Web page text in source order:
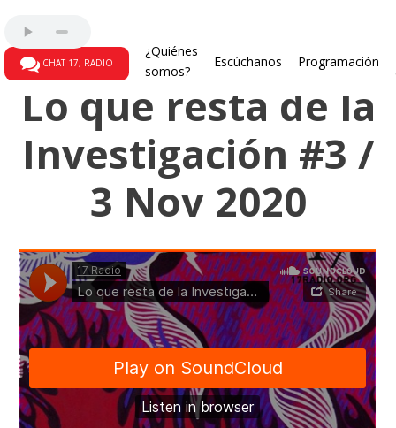
CHAT 17, RADIO
¿Quiénes
somos?
Escúchanos Programación
Lo que resta de la
Investigación #3 /
3 Nov 2020